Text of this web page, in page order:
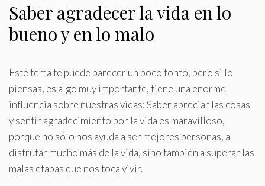
Saber agradecer la vida en lo
bueno y en lo malo
Este tema te puede parecer un poco tonto, pero si lo
piensas, es algo muy importante, tiene una enorme
influencia sobre nuestras vidas: Saber apreciar las cosas
y sentir agradecimiento por la vida es maravilloso,
porque no sólo nos ayuda a ser mejores personas, a
disfrutar mucho más de la vida, sino también a superar las
malas etapas que nos toca vivir.